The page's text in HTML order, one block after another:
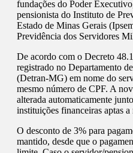
fundações do Poder
pensionista do Instituto de
Estado de Minas Gerais
Previdência dos Servidores
De acordo com o Decreto
registrado no Departamento
(Detran-MG) em nome do
mesmo número de CPF. A
alterada automaticamente
instituições financeiras aptas
O desconto de 3% para
mantido, desde que o